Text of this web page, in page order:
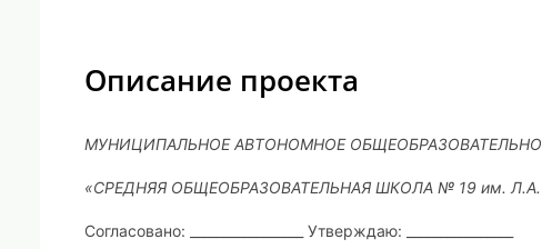
Описание проекта
МУНИЦИПАЛЬНОЕ АВТОНОМНОЕ
«СРЕДНЯЯ ОБЩЕОБРАЗОВАТЕЛЬНАЯ ШКОЛА № 19 им.
Согласовано: _________________ Утверждаю: ________________